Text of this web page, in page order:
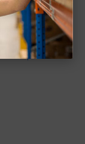
barato que en
cuesta más
de España.